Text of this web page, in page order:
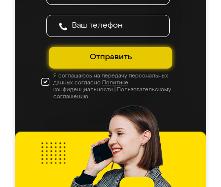
Отправить
Я соглашаюсь на передачу персональных
данных согласно Политике
конфиденциальности
Пользовательскому
соглашению